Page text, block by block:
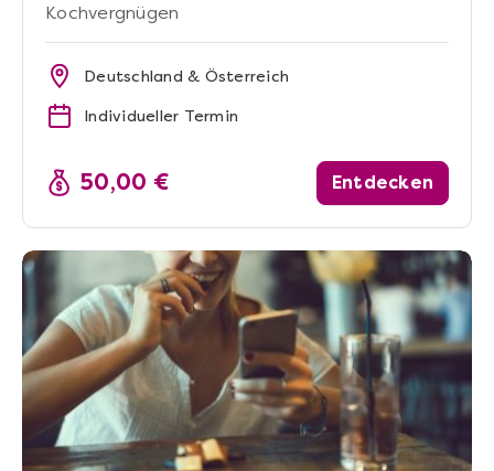
Kochvergnügen
Deutschland & Österreich
Individueller Termin
50,00 € Entdecken